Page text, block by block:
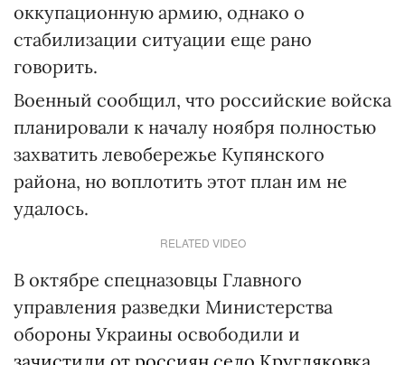
оккупационную армию, однако о
стабилизации ситуации еще рано
говорить.
Военный сообщил, что российские войска
планировали к началу ноября полностью
захватить левобережье Купянского
района, но воплотить этот план им не
удалось.
RELATED VIDEO
В октябре спецназовцы Главного
управления разведки Министерства
обороны Украины освободили и